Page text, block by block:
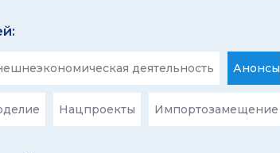
деятельность Анонсы
Нацпроекты Импортозамещение